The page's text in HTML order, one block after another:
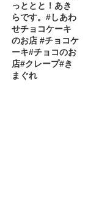
っととと！あき
らです。#しあわ
せチョコケーキ
のお店 #チョコケ
ーキ#チョコのお
店#クレープ#き
まぐれ